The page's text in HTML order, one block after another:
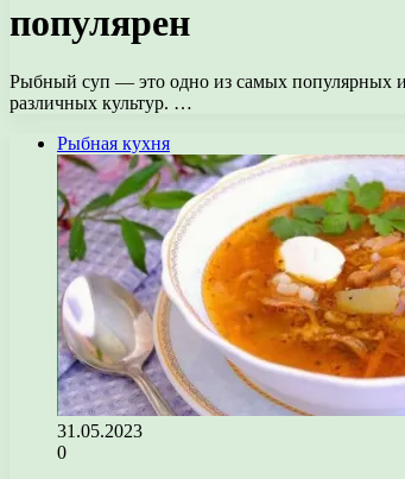
популярен
Рыбный суп — это одно из самых популярных
различных культур. …
Рыбная кухня
31.05.2023
0